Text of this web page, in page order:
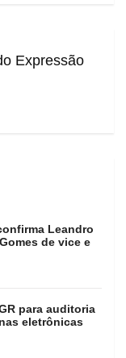
Expressão
Leandro
de vice e
para auditoria
eletrônicas